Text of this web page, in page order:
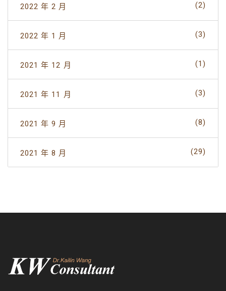
2022 年 2 月 (2)
2022 年 1 月 (3)
2021 年 12 月 (1)
2021 年 11 月 (3)
2021 年 9 月 (8)
2021 年 8 月 (29)